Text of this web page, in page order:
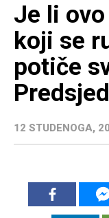
Je li
koji se
potiče
12 STUDENOGA,